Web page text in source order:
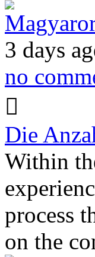
3 days
no
Die
Within
process
on the